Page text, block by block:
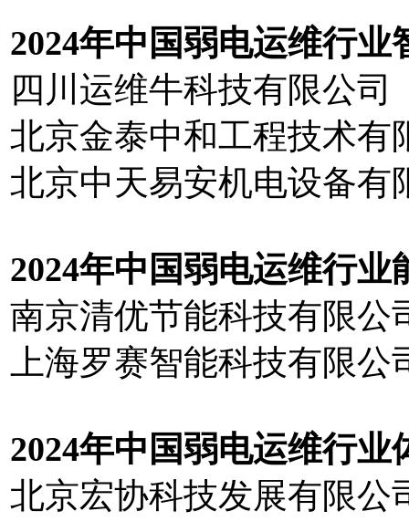
2024年中国弱电运维行业
四川运维牛科技有限公司
北京金泰中和工程技术有
北京中天易安机电设备有
2024年中国弱电运维行业
南京清优节能科技有限公
上海罗赛智能科技有限
2024年中国弱电运维行业
北京宏协科技发展有限公